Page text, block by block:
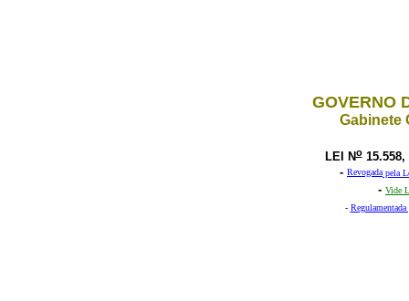
GOVERNO
Gabinete
LEI No15.558,
- Revogadapela
- Vide
-